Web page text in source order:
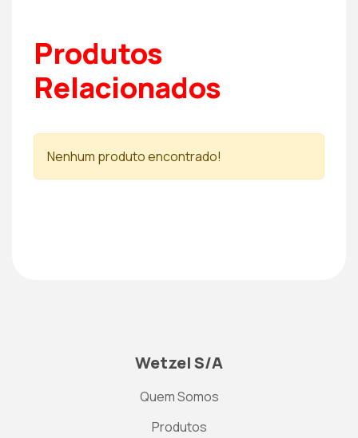
Produtos
Relacionados
Nenhum produto encontrado!
Wetzel S/A
Quem Somos
Produtos